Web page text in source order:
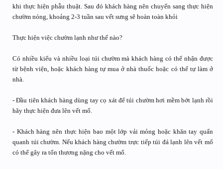
khi thực hiện phẫu thuật. Sau đó khách hàng nên chuyển sang thực hiện
chườm nóng, khoảng 2-3 tuần sau vết sưng sẽ hoàn toàn khỏi
Thực hiện việc chườm lạnh như thế nào?
Có nhiều kiểu và nhiều loại túi chườm mà khách hàng có thể nhận được
từ bệnh viện, hoặc khách hàng tự mua ở nhà thuốc hoặc có thể tự làm ở
nhà.
- Đầu tiên khách hàng dùng tay cọ xát để túi chườm hơi mềm bớt lạnh rồi
hãy thực hiện đưa lên vết mổ.
- Khách hàng nên thực hiện bao một lớp vải mỏng hoặc khăn tay quấn
quanh túi chườm. Nếu khách hàng chườm trực tiếp túi đá lạnh lên vết mổ
có thể gây ra tổn thương nặng cho vết mổ.